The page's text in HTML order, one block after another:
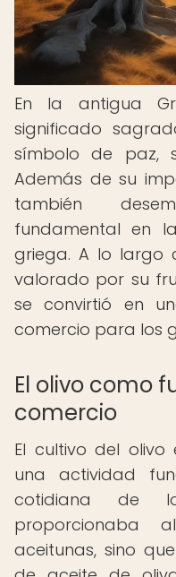
En la antigua
significado
símbolo de paz,
Además de su
también
fundamental en
griega. A lo largo
valorado por su
se convirtió en
comercio para los
El olivo como
comercio
El cultivo del
una actividad
cotidiana de
proporcionaba
aceitunas, sino